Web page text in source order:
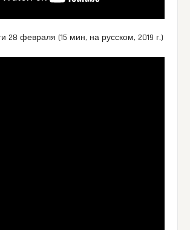
28 февраля (15 мин, на русском, 2019 г.)